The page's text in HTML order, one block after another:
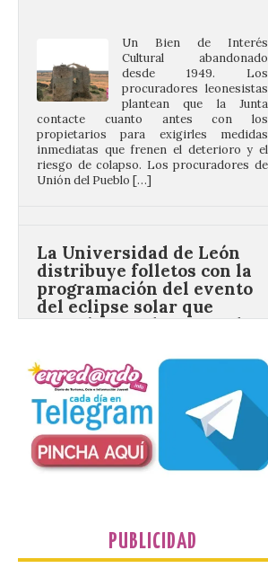
procuradores leonesistas
plantean que la Junta
contacte cuanto antes con los
propietarios para exigirles medidas
inmediatas que frenen el deterioro y el
riesgo de colapso. Los procuradores de
Unión del Pueblo […]
programación del evento
del eclipse solar que
organiza con la ESA y el
Ayuntamiento
7 Ago 2026
Los materiales ya pueden
recogerse gratuitamente
en la Oficina de
Información Turística de
León e incluyen, además
del programa del evento, una guía
práctica con recomendaciones
PUBLICIDAD